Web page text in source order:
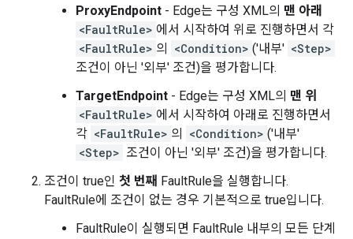
ProxyEndpoint - Edge는 구성 XML의 맨 아래
<FaultRule> 에서 시작하여 위로 진행하면서 각
<FaultRule> 의 <Condition> ('내부' <Step>
조건이 아닌 '외부' 조건)을 평가합니다.
TargetEndpoint - Edge는 구성 XML의 맨 위
<FaultRule> 에서 시작하여 아래로 진행하면서
각 <FaultRule> 의 <Condition> ('내부'
<Step> 조건이 아닌 '외부' 조건)을 평가합니다.
조건이 true인 첫 번째 FaultRule을 실행합니다.
FaultRule에 조건이 없는 경우 기본적으로 true입니다.
FaultRule이 실행되면 FaultRule 내부의 모든 단계